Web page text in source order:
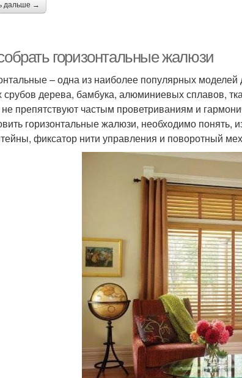
дальше →
горизонтальные жалюзи
– одна из наиболее популярных
срубов дерева, бамбука, алюминиевых сплавов,
не препятствуют частым проветриваниям и
горизонтальные жалюзи, необходимо понять,
фиксатор нити управления и поворотный